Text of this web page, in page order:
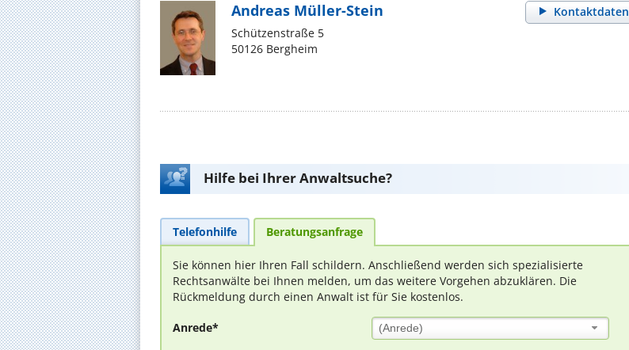
Kontaktdaten
Andreas Müller-Stein
Schützenstraße 5
50126 Bergheim
Hilfe bei Ihrer Anwaltsuche?
Telefonhilfe Beratungsanfrage
Sie können hier Ihren Fall schildern. Anschließend werden sich spezialisierte
Rechtsanwälte bei Ihnen melden, um das weitere Vorgehen abzuklären. Die
Rückmeldung durch einen Anwalt ist für Sie kostenlos.
Anrede* (Anrede)